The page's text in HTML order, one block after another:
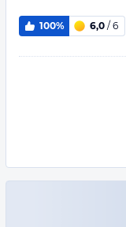
100% 6,0 / 6